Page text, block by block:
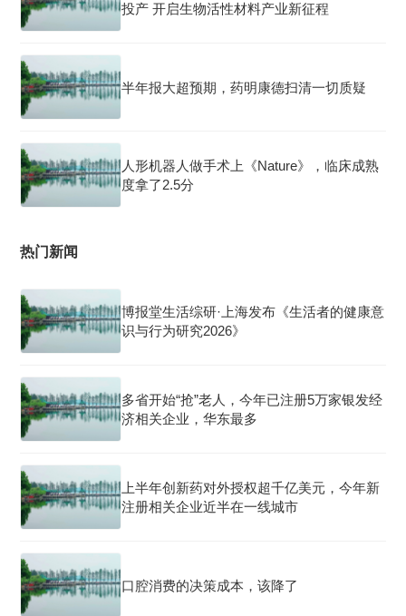
投产 开启生物活性材料产业新征程
半年报大超预期，药明康德扫清一切质疑
人形机器人做手术上《Nature》，临床成熟
度拿了2.5分
热门新闻
博报堂生活综研·上海发布《生活者的健康意
识与行为研究2026》
多省开始“抢”老人，今年已注册5万家银发经
济相关企业，华东最多
上半年创新药对外授权超千亿美元，今年新
注册相关企业近半在一线城市
口腔消费的决策成本，该降了